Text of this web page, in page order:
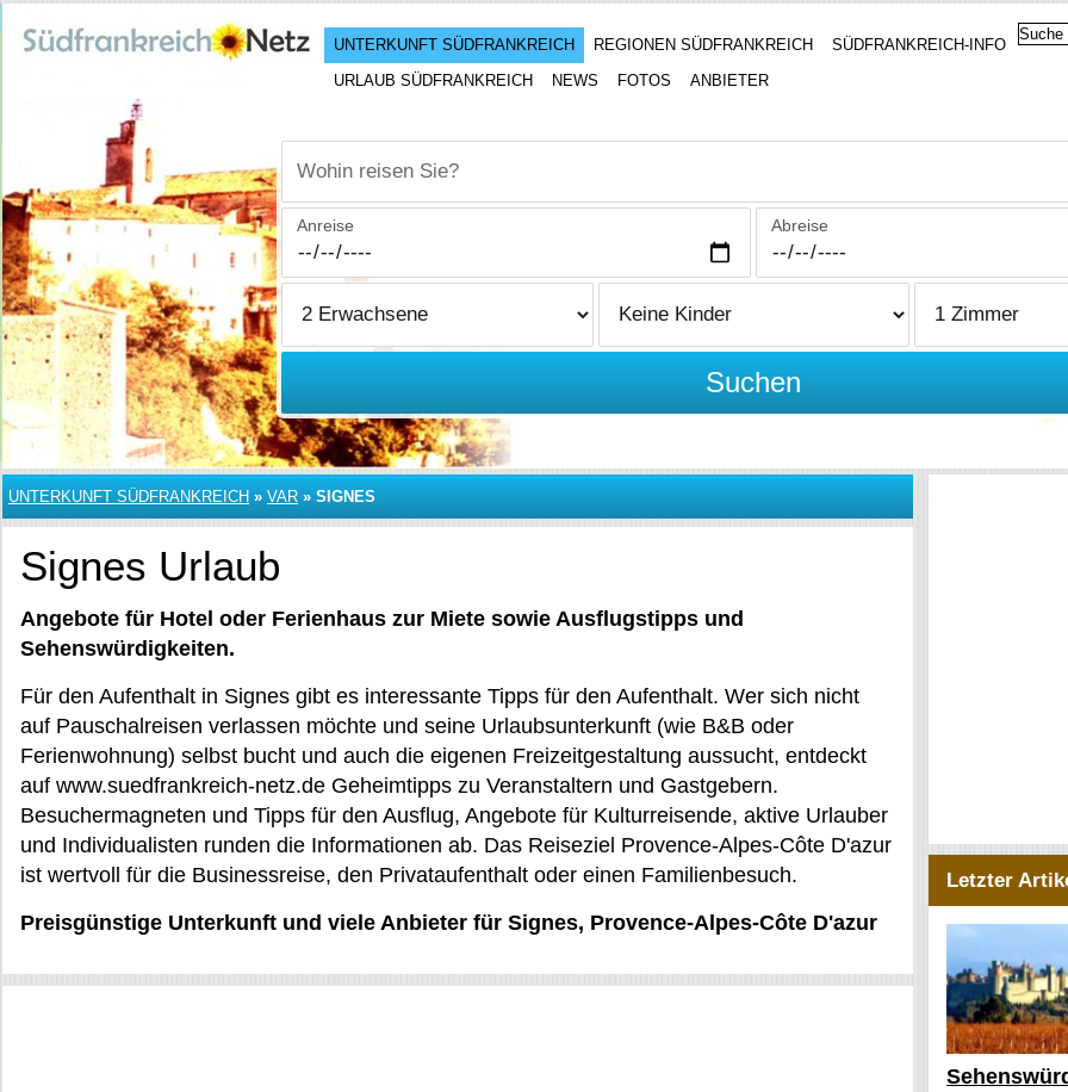
UNTERKUNFT SÜDFRANKREICH REGIONEN SÜDFRANKREICH
SÜDFRANKREICH-INFO
URLAUB SÜDFRANKREICH
NEWS FOTOS ANBIETER
Wohin reisen Sie?
Anreise Abreise
Suchen
UNTERKUNFT SÜDFRANKREICH » VAR » SIGNES
Signes Urlaub
Angebote für Hotel oder Ferienhaus zur Miete sowie Ausflugstipps und
Sehenswürdigkeiten.
Für den Aufenthalt in Signes gibt es interessante Tipps für den Aufenthalt. Wer sich nicht
auf Pauschalreisen verlassen möchte und seine Urlaubsunterkunft (wie B&B oder
Ferienwohnung) selbst bucht und auch die eigenen Freizeitgestaltung aussucht, entdeckt
auf www.suedfrankreich-netz.de Geheimtipps zu Veranstaltern und Gastgebern.
Besuchermagneten und Tipps für den Ausflug, Angebote für Kulturreisende, aktive Urlauber
und Individualisten runden die Informationen ab. Das Reiseziel Provence-Alpes-Côte D'azur
ist wertvoll für die Businessreise, den Privataufenthalt oder einen Familienbesuch.
Preisgünstige Unterkunft und viele Anbieter für Signes, Provence-Alpes-Côte D'azur
Letzter